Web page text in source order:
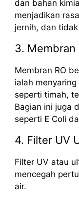
dan bahan
menjadikan
jernih, dan
3. Membran
Membran RO
ialah
seperti timah,
Bagian ini juga
seperti E Coli
4. Filter UV
Filter UV atau
mencegah
air.